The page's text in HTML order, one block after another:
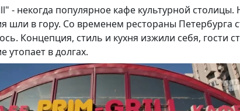
- некогда популярное кафе культурной столицы.
шли в гору. Со временем рестораны Петербурга
Концепция, стиль и кухня изжили себя, гости
утопает в долгах.